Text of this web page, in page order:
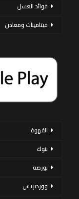
فوائد العسل
فيتامينات ومعادن
القهوة
بنوك
بورصة
ووردبريس